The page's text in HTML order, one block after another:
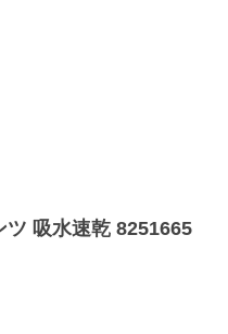
吸水速乾 8251665